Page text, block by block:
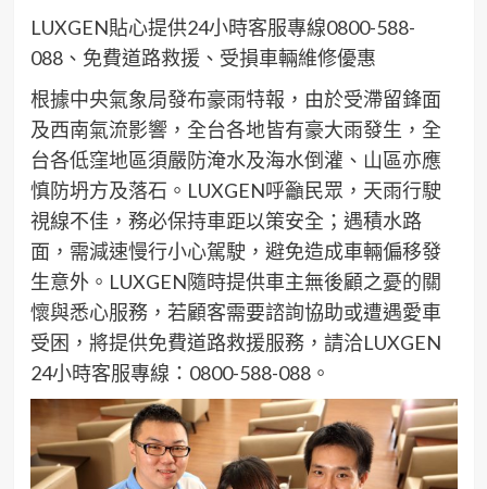
LUXGEN貼心提供24小時客服專線0800-588-
088、免費道路救援、受損車輛維修優惠
根據中央氣象局發布豪雨特報，由於受滯留鋒面
及西南氣流影響，全台各地皆有豪大雨發生，全
台各低窪地區須嚴防淹水及海水倒灌、山區亦應
慎防坍方及落石。LUXGEN呼籲民眾，天雨行駛
視線不佳，務必保持車距以策安全；遇積水路
面，需減速慢行小心駕駛，避免造成車輛偏移發
生意外。LUXGEN隨時提供車主無後顧之憂的關
懷與悉心服務，若顧客需要諮詢協助或遭遇愛車
受困，將提供免費道路救援服務，請洽LUXGEN
24小時客服專線：0800-588-088。